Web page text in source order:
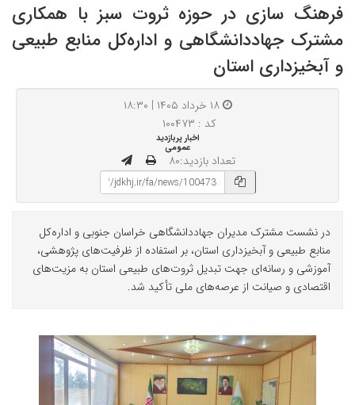
فرهنگ سازی در حوزه ثروت سبز با همکاری
مشترک جهاددانشگاهی و اداره‌کل منابع طبیعی
و آبخیزداری استان
۱۸ خرداد ۱۴۰۵ | ۱۸:۳۰
کد : ۱۰۰۴۷۳
اخبار پربازدید
عمومی
تعداد بازدید:۸۰
در نشست مشترک مدیران جهاددانشگاهی خراسان جنوبی و اداره‌کل
منابع طبیعی و آبخیزداری استان، بر استفاده از ظرفیت‌های پژوهشی،
آموزشی و رسانه‌ای جهت تبدیل ثروت‌های طبیعی استان به مزیت‌های
اقتصادی و صیانت از عرصه‌های ملی تأکید شد.